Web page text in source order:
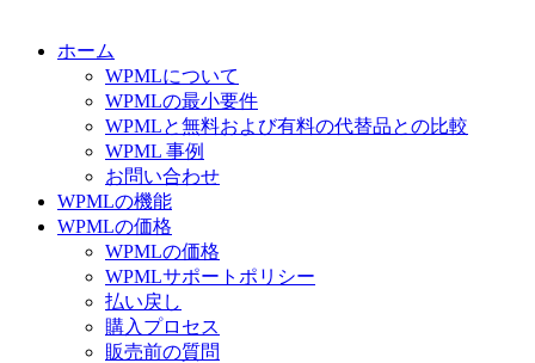
ホーム
WPMLについて
WPMLの最小要件
WPMLと無料および有料の代替品との比較
WPML 事例
お問い合わせ
WPMLの機能
WPMLの価格
WPMLの価格
WPMLサポートポリシー
払い戻し
購入プロセス
販売前の質問